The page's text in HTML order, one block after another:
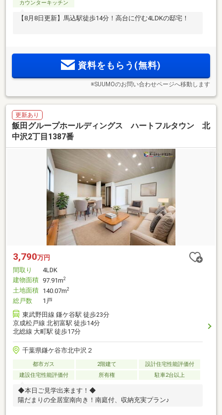
カウンターキッチン
【8月8日更新】馬込駅徒歩14分！高台に佇む4LDKの邸宅！
資料をもらう(無料)
※SUUMOのお問い合わせページへ移動します
更新あり
飯田グループホールディングス ハートフルタウン 北
中沢2丁目1387番
3,790万円
間取り
4LDK
建物面積 97.91m2
土地面積 140.07m2
総戸数
1戸
東武野田線 鎌ケ谷駅 徒歩23分
京成松戸線 北初富駅 徒歩14分
北総線 大町駅 徒歩17分
千葉県鎌ケ谷市北中沢２
都市ガス 2階建て
設計住宅性能評価付
建設住宅性能評価付
所有権 駐車2台以上
◆本日ご見学出来ます！◆
陽だまりの全居室南向き！南庭付、収納充実プラン♪